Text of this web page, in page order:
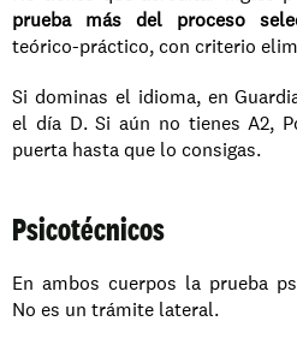
prueba más del proceso
teórico-práctico, con criterio
Si dominas el idioma, en
el día D. Si aún no tienes A2,
puerta hasta que lo consigas.
Psicotécnicos
En ambos cuerpos la prueba
No es un trámite lateral.